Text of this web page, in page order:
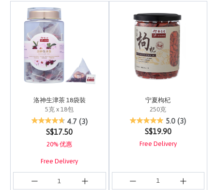
洛神生津茶 18袋裝
5克 x 18包
5 out of 5 Customer Rating
4.7 (3)
S$17.50
20% 优惠
Free Delivery
宁夏枸杞
250克
5 out of 5 Customer
5.0 (3)
S$19.90
Free Delivery